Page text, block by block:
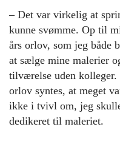
– Det var virkelig at
kunne svømme. Op til
års orlov, som jeg både
at sælge mine malerier
tilværelse uden kolleger.
orlov syntes, at meget
ikke i tvivl om, jeg
dedikeret til maleriet.